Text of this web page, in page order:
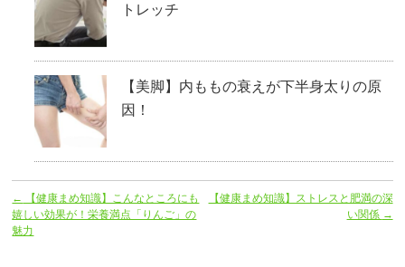
トレッチ
【美脚】内ももの衰えが下半身太りの原
因！
←
【健康まめ知識】こんなところにも
嬉しい効果が！栄養満点「りんご」の
魅力
【健康まめ知識】ストレスと肥満の深
い関係 →